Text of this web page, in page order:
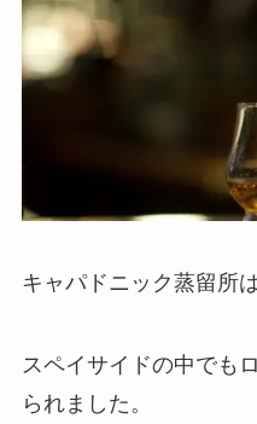
キャパドニック蒸留所
スペイサイドの中でも
られました。